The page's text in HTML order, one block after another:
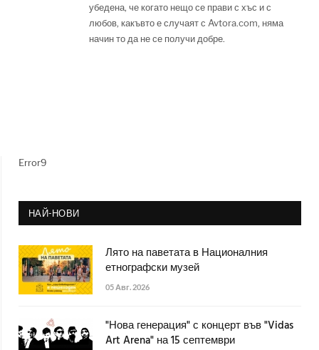
убедена, че когато нещо се прави с хъс и с
любов, какъвто е случаят с Avtora.com, няма
начин то да не се получи добре.
Error9
НАЙ-НОВИ
Лято на паветата в Националния
етнографски музей
05 Авг. 2026
"Нова генерация" с концерт във "Vidas
Art Arena" на 15 септември